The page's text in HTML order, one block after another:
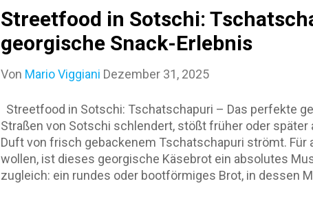
Streetfood in Sotschi:
georgische Snack-Erlebnis
Von Mario Viggiani Dezember 31, 2025
Streetfood in Sotschi: Tschatschapuri – Das perfekte
Straßen von Sotschi schlendert, stößt früher oder
Duft von frisch gebackenem Tschatschapuri strömt. Für
wollen, ist dieses georgische Käsebrot ein absolutes
zugleich: ein rundes oder bootförmiges Brot, in dessen